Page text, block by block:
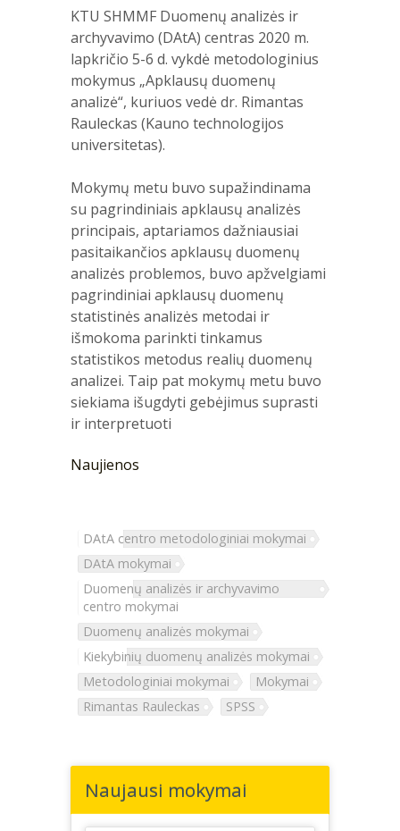
KTU SHMMF Duomenų analizės ir
archyvavimo (DAtA) centras 2020 m.
lapkričio 5-6 d. vykdė metodologinius
mokymus „Apklausų duomenų
analizė“, kuriuos vedė dr. Rimantas
Rauleckas (Kauno technologijos
universitetas).
Mokymų metu buvo supažindinama
su pagrindiniais apklausų analizės
principais, aptariamos dažniausiai
pasitaikančios apklausų duomenų
analizės problemos, buvo apžvelgiami
pagrindiniai apklausų duomenų
statistinės analizės metodai ir
išmokoma parinkti tinkamus
statistikos metodus realių duomenų
analizei. Taip pat mokymų metu buvo
siekiama išugdyti gebėjimus suprasti
ir interpretuoti
Naujienos
DAtA centro metodologiniai mokymai
DAtA mokymai
Duomenų analizės ir archyvavimo
centro mokymai
Duomenų analizės mokymai
Kiekybinių duomenų analizės mokymai
Metodologiniai mokymai
Mokymai
Rimantas Rauleckas
SPSS
Naujausi mokymai